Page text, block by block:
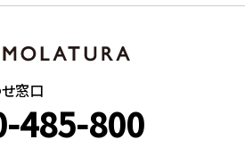
窓口
485-800